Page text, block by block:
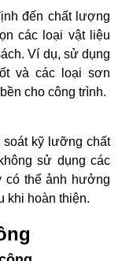
đến chất lượng
các loại vật liệu
Ví dụ, sử dụng
và các loại sơn
cho công trình.
soát kỹ lưỡng chất
sử dụng các
có thể ảnh hưởng
khi hoàn thiện.